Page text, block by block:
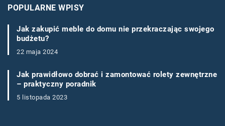
POPULARNE WPISY
Jak zakupić meble do domu nie przekraczając swojego
budżetu?
22 maja 2024
Jak prawidłowo dobrać i zamontować rolety zewnętrzne
– praktyczny poradnik
5 listopada 2023